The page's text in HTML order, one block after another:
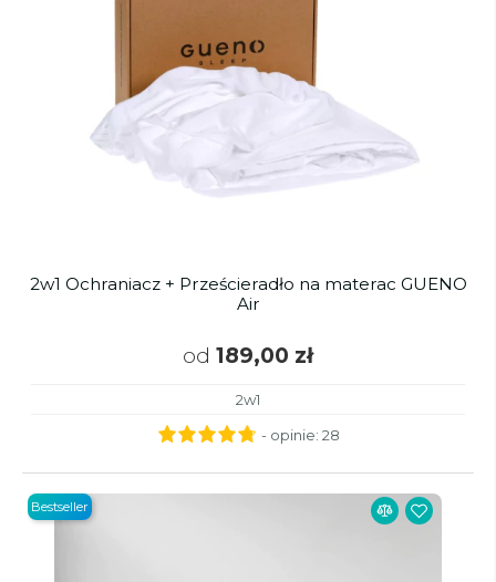
2w1 Ochraniacz + Prześcieradło na materac GUENO
Air
od 189,00 zł
2w1
- opinie: 28
Bestseller